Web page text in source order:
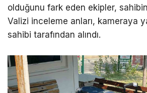
olduğunu fark eden ekipler,
Valizi inceleme anları, kameraya
sahibi tarafından alındı.